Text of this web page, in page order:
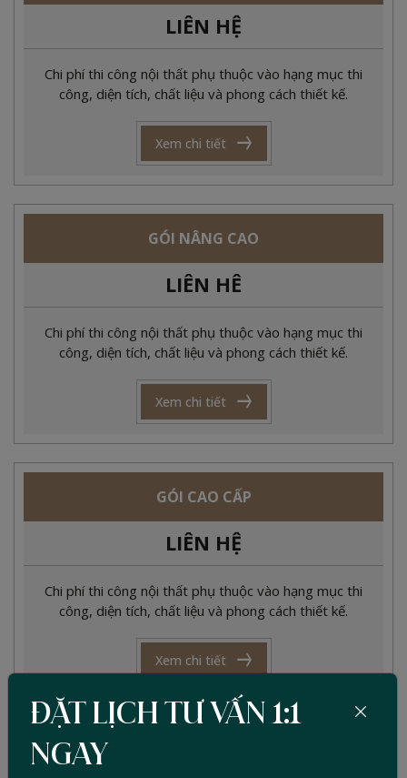
LIÊN HỆ
Chi phí thi công nội thất phụ thuộc vào hạng mục thi
công, diện tích, chất liệu và phong cách thiết kế.
Xem chi tiết
GÓI NÂNG CAO
LIÊN HÊ
Chi phí thi công nội thất phụ thuộc vào hạng mục thi
công, diện tích, chất liệu và phong cách thiết kế.
Xem chi tiết
GÓI CAO CẤP
LIÊN HỆ
Chi phí thi công nội thất phụ thuộc vào hạng mục thi
công, diện tích, chất liệu và phong cách thiết kế.
Xem chi tiết
ĐẶT LỊCH TƯ VẤN 1:1
NGAY